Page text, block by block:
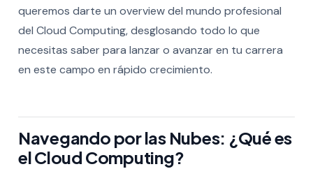
queremos darte un overview del mundo profesional
del Cloud Computing, desglosando todo lo que
necesitas saber para lanzar o avanzar en tu carrera
en este campo en rápido crecimiento.
Navegando por las Nubes: ¿Qué es
el Cloud Computing?